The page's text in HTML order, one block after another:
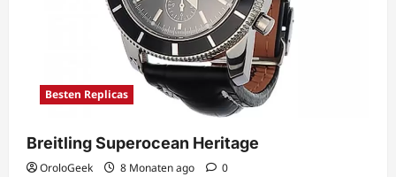
Besten Replicas
Breitling Superocean Heritage
OroloGeek 8 Monaten ago 0